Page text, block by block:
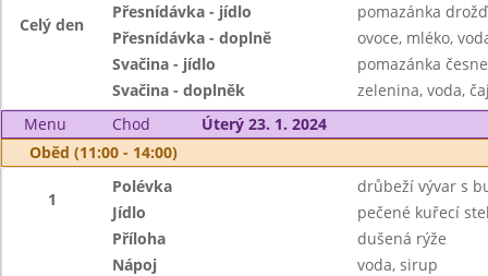
Celý den
Přesnídávka - jídlo
pomazánka
Přesnídávka - doplně
ovoce, mléko,
Svačina - jídlo
pomazánka
Svačina - doplněk
zelenina, voda,
Menu
Chod
Úterý 23. 1. 2024
Oběd (11:00 - 14:00)
1
Polévka
drůbeží vývar s
Jídlo
pečené kuřecí
Příloha
dušená rýže
Nápoj
voda, sirup